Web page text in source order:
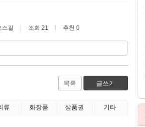
스길 조회 21 추천 0
목록 글쓰기
류 화장품 상품권 기타